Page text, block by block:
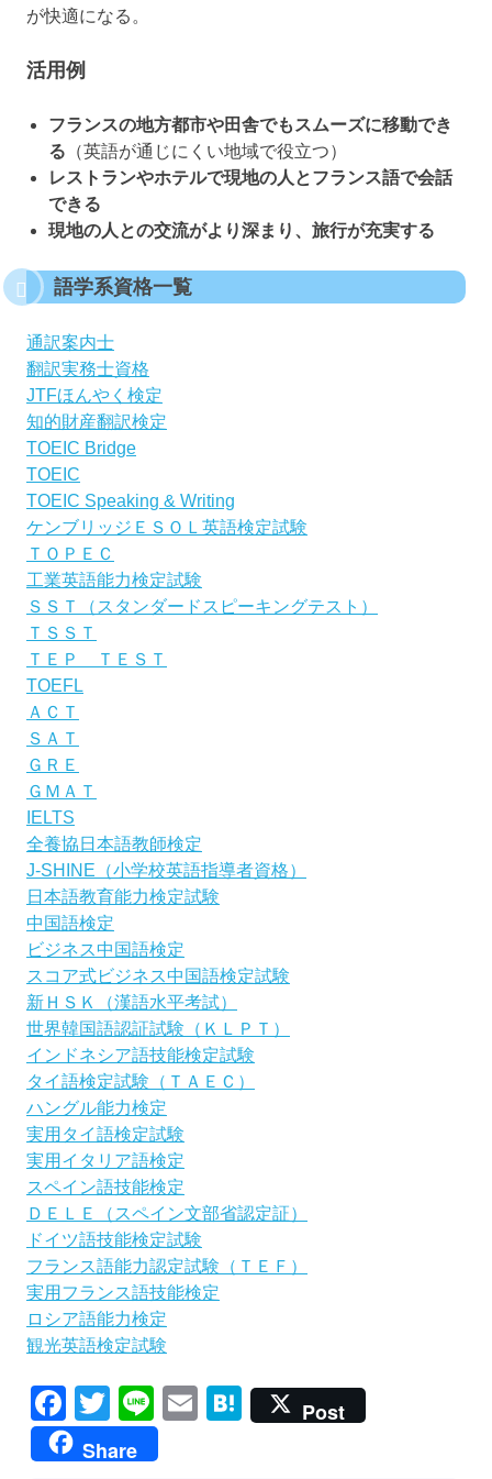
が快適になる。
活用例
フランスの地方都市や田舎でもスムーズに移動でき
る （英語が通じにくい地域で役立つ）
レストランやホテルで現地の人とフランス語で会話
できる
現地の人との交流がより深まり、旅行が充実する
語学系資格一覧
通訳案内士
翻訳実務士資格
JTFほんやく検定
知的財産翻訳検定
TOEIC Bridge
TOEIC
TOEIC Speaking & Writing
ケンブリッジＥＳＯＬ英語検定試験
ＴＯＰＥＣ
工業英語能力検定試験
ＳＳＴ（スタンダードスピーキングテスト）
ＴＳＳＴ
ＴＥＰ ＴＥＳＴ
TOEFL
ＡＣＴ
ＳＡＴ
ＧＲＥ
ＧＭＡＴ
IELTS
全養協日本語教師検定
J-SHINE（小学校英語指導者資格）
日本語教育能力検定試験
中国語検定
ビジネス中国語検定
スコア式ビジネス中国語検定試験
新ＨＳＫ（漢語水平考試）
世界韓国語認証試験（ＫＬＰＴ）
インドネシア語技能検定試験
タイ語検定試験（ＴＡＥＣ）
ハングル能力検定
実用タイ語検定試験
実用イタリア語検定
スペイン語技能検定
ＤＥＬＥ（スペイン文部省認定証）
ドイツ語技能検定試験
フランス語能力認定試験（ＴＥＦ）
実用フランス語技能検定
ロシア語能力検定
観光英語検定試験
Facebook
TwitterLineEmailHatena
Post
Share